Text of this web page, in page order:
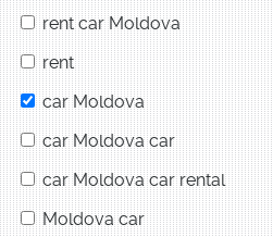
rent car Moldova
rent
car Moldova
car Moldova car
car Moldova car rental
Moldova car